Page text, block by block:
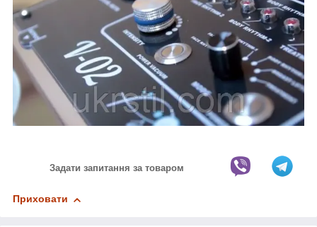
Задати запитання за товаром
Приховати